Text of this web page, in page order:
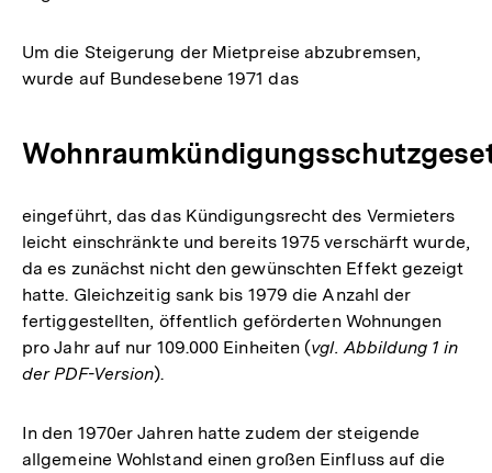
Um die Steigerung der Mietpreise abzubremsen,
wurde auf Bundesebene 1971 das
eingeführt, das das Kündigungsrecht des Vermieters
leicht einschränkte und bereits 1975 verschärft wurde,
da es zunächst nicht den gewünschten Effekt gezeigt
hatte. Gleichzeitig sank bis 1979 die Anzahl der
fertiggestellten, öffentlich geförderten Wohnungen
pro Jahr auf nur 109.000 Einheiten (vgl. Abbildung 1 in
der PDF-Version).
In den 1970er Jahren hatte zudem der steigende
allgemeine Wohlstand einen großen Einfluss auf die